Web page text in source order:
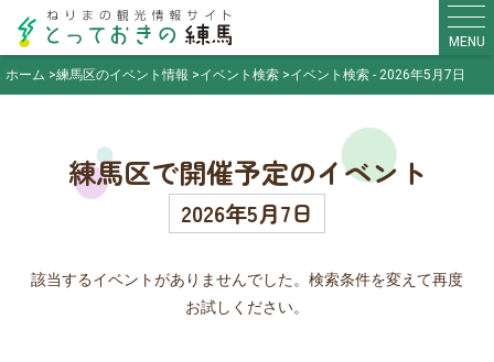
MENU
ホーム
練馬区のイベント情報 イベント検索 イベント検索 - 2026年5月7日
練馬区で開催予定のイベント
2026年5月7日
該当するイベントがありませんでした。検索条件を変えて再度
お試しください。